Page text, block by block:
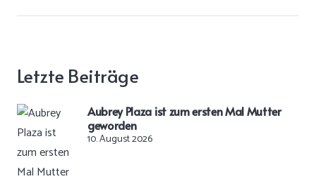
Letzte Beiträge
Aubrey Plaza ist zum ersten Mal Mutter
geworden
10. August 2026